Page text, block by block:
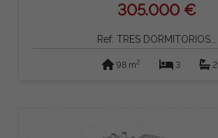
305.000 €
Ref: TRES DORMITORIOS...
98 m2 3 2